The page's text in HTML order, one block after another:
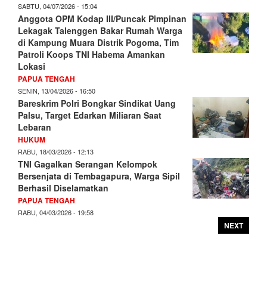
SABTU, 04/07/2026 - 15:04
Anggota OPM Kodap III/Puncak Pimpinan
Lekagak Talenggen Bakar Rumah Warga
di Kampung Muara Distrik Pogoma, Tim
Patroli Koops TNI Habema Amankan
Lokasi
PAPUA TENGAH
SENIN, 13/04/2026 - 16:50
Bareskrim Polri Bongkar Sindikat Uang
Palsu, Target Edarkan Miliaran Saat
Lebaran
HUKUM
RABU, 18/03/2026 - 12:13
TNI Gagalkan Serangan Kelompok
Bersenjata di Tembagapura, Warga Sipil
Berhasil Diselamatkan
PAPUA TENGAH
RABU, 04/03/2026 - 19:58
NEXT